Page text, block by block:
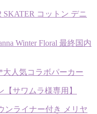
SKATER コットン デニ
Winter Floral 最終国内
人気コラボパーカー
サワムラ様専用】
ンライナー付き メリヤ